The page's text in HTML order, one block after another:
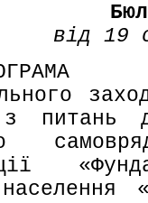
від 19
питань